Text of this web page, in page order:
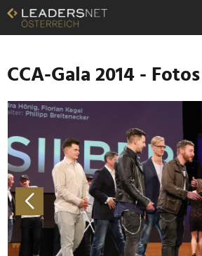
Zum
Inhalt
Zur
Navigation
Zur
Hauptnavigation
CCA-Gala 2014 -